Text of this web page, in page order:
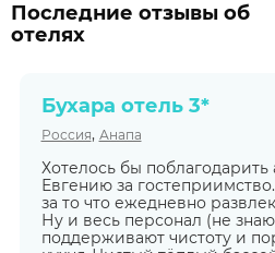
Последние отзывы об
отелях
Бухара отель 3*
Россия, Анапа
Хотелось бы
Евгению за
за то что ежедневно
Ну и весь персонал (не
поддерживают чистоту и